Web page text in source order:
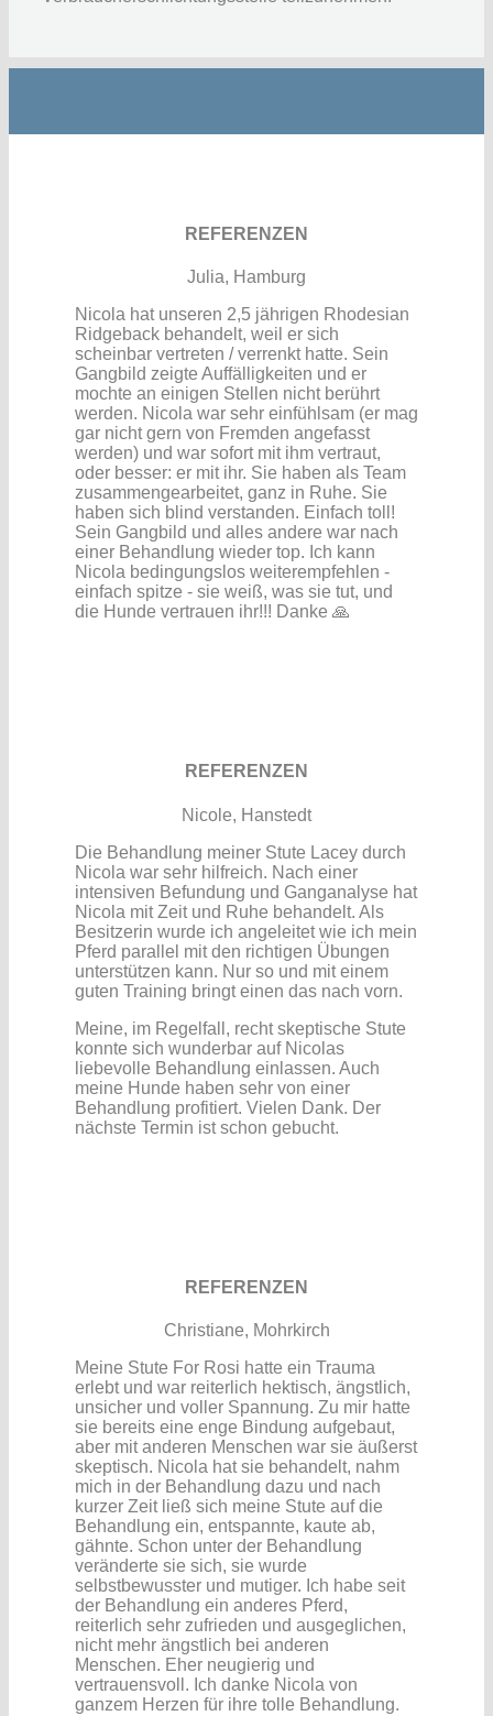
REFERENZEN
Julia, Hamburg
Nicola hat unseren 2,5 jährigen Rhodesian
Ridgeback behandelt, weil er sich
scheinbar vertreten / verrenkt hatte. Sein
Gangbild zeigte Auffälligkeiten und er
mochte an einigen Stellen nicht berührt
werden. Nicola war sehr einfühlsam (er mag
gar nicht gern von Fremden angefasst
werden) und war sofort mit ihm vertraut,
oder besser: er mit ihr. Sie haben als Team
zusammengearbeitet, ganz in Ruhe. Sie
haben sich blind verstanden. Einfach toll!
Sein Gangbild und alles andere war nach
einer Behandlung wieder top. Ich kann
Nicola bedingungslos weiterempfehlen -
einfach spitze - sie weiß, was sie tut, und
die Hunde vertrauen ihr!!! Danke 🙏
REFERENZEN
Nicole, Hanstedt
Die Behandlung meiner Stute Lacey durch
Nicola war sehr hilfreich. Nach einer
intensiven Befundung und Ganganalyse hat
Nicola mit Zeit und Ruhe behandelt. Als
Besitzerin wurde ich angeleitet wie ich mein
Pferd parallel mit den richtigen Übungen
unterstützen kann. Nur so und mit einem
guten Training bringt einen das nach vorn.
Meine, im Regelfall, recht skeptische Stute
konnte sich wunderbar auf Nicolas
liebevolle Behandlung einlassen. Auch
meine Hunde haben sehr von einer
Behandlung profitiert. Vielen Dank. Der
nächste Termin ist schon gebucht.
REFERENZEN
Christiane, Mohrkirch
Meine Stute For Rosi hatte ein Trauma
erlebt und war reiterlich hektisch, ängstlich,
unsicher und voller Spannung. Zu mir hatte
sie bereits eine enge Bindung aufgebaut,
aber mit anderen Menschen war sie äußerst
skeptisch. Nicola hat sie behandelt, nahm
mich in der Behandlung dazu und nach
kurzer Zeit ließ sich meine Stute auf die
Behandlung ein, entspannte, kaute ab,
gähnte. Schon unter der Behandlung
veränderte sie sich, sie wurde
selbstbewusster und mutiger. Ich habe seit
der Behandlung ein anderes Pferd,
reiterlich sehr zufrieden und ausgeglichen,
nicht mehr ängstlich bei anderen
Menschen. Eher neugierig und
vertrauensvoll. Ich danke Nicola von
ganzem Herzen für ihre tolle Behandlung.